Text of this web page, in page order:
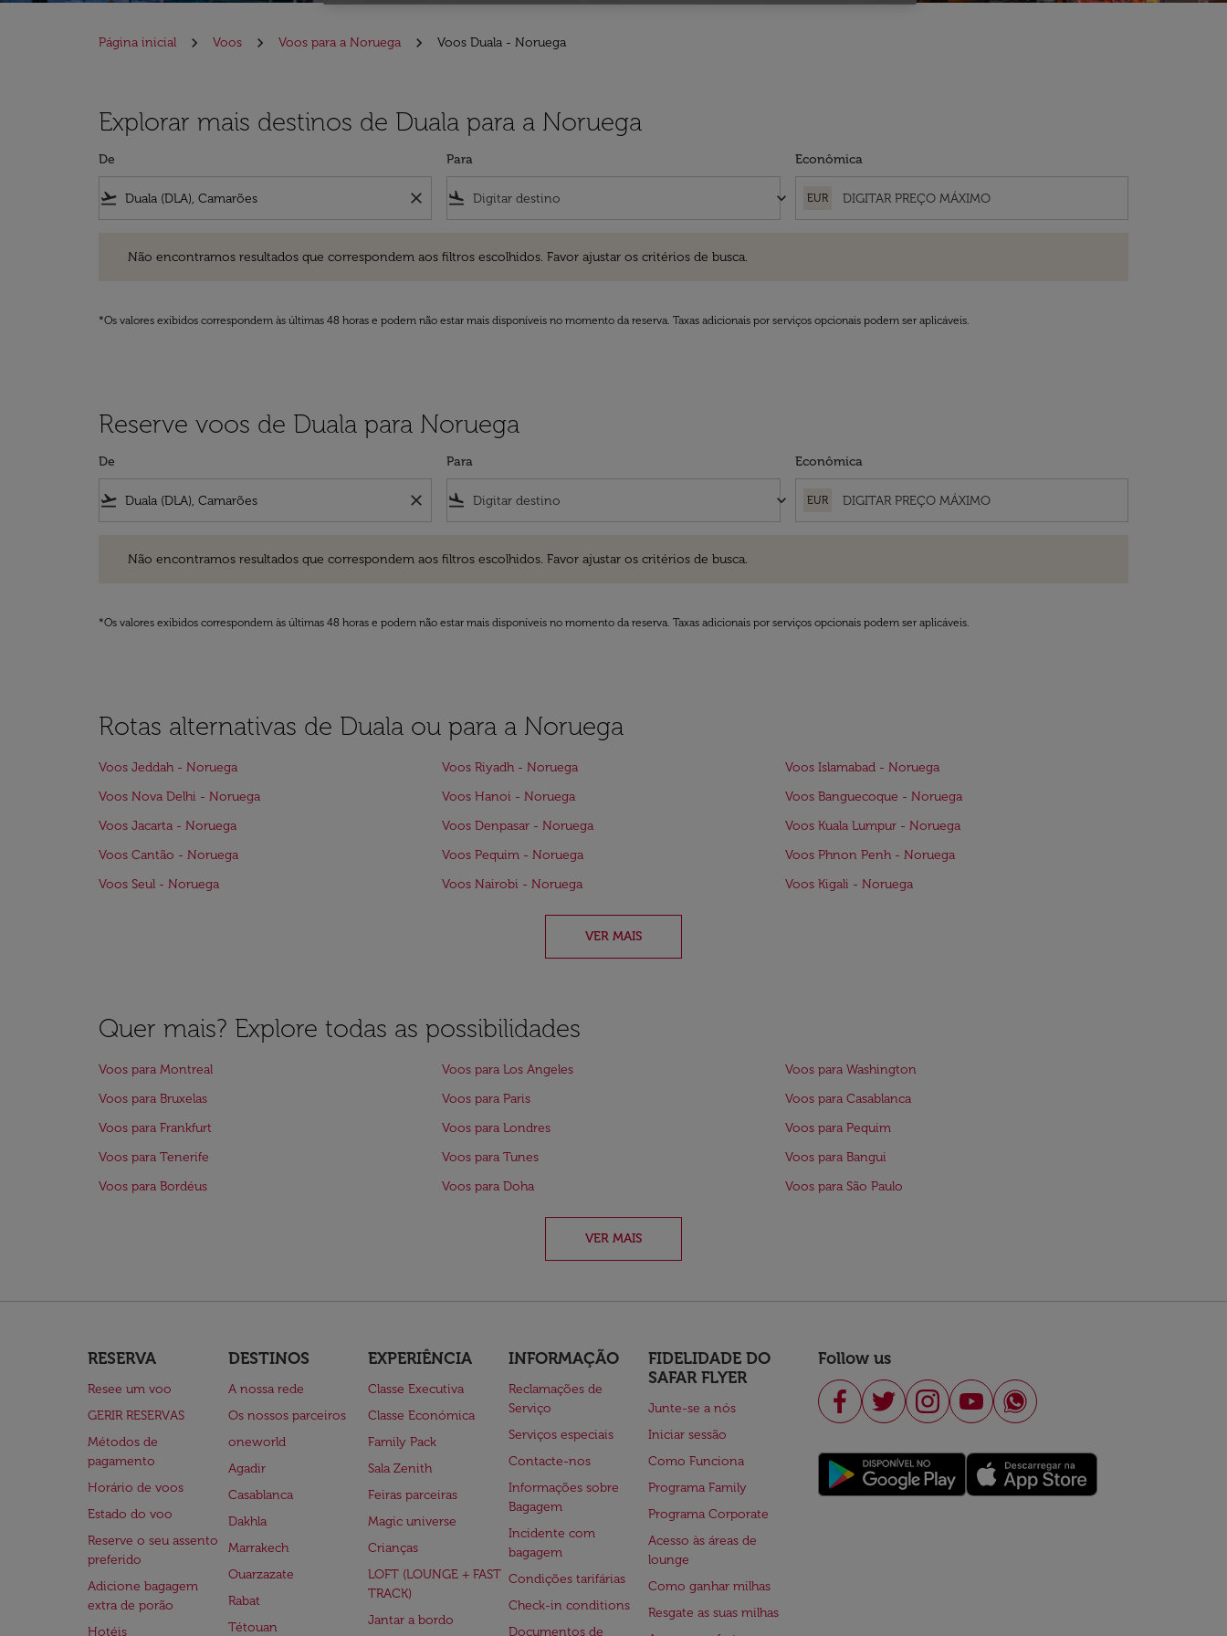
Página inicial Voos Voos para a Noruega Voos Duala - Noruega
Explorar mais destinos de Duala para a Noruega
De
flight_takeoff close
Para
flight_land keyboard_arrow_down
Econômica
EUR
Não encontramos resultados que correspondem aos filtros escolhidos. Favor ajustar os critérios de busca.
*Os valores exibidos correspondem às últimas 48 horas e podem não estar mais disponíveis no momento da reserva. Taxas adicionais por serviços opcionais podem ser aplicáveis.
Reserve voos de Duala para Noruega
De
flight_takeoff close
Para
flight_land keyboard_arrow_down
Econômica
EUR
Não encontramos resultados que correspondem aos filtros escolhidos. Favor ajustar os critérios de busca.
*Os valores exibidos correspondem às últimas 48 horas e podem não estar mais disponíveis no momento da reserva. Taxas adicionais por serviços opcionais podem ser aplicáveis.
Rotas alternativas de Duala ou para a Noruega
Voos Jeddah - Noruega Voos Riyadh - Noruega
Voos Islamabad - Noruega
Voos Nova Delhi - Noruega
Voos Hanoi - Noruega
Voos Banguecoque - Noruega
Voos Jacarta - Noruega
Voos Denpasar - Noruega
Voos Kuala Lumpur - Noruega
Voos Cantão - Noruega
Voos Pequim - Noruega
Voos Phnon Penh - Noruega
Voos Seul - Noruega
Voos Nairobi - Noruega Voos Kigali - Noruega
VER MAIS
Quer mais? Explore todas as possibilidades
Voos para Montreal Voos para Los Angeles
Voos para Washington
Voos para Bruxelas
Voos para Paris
Voos para Casablanca
Voos para Frankfurt
Voos para Londres
Voos para Pequim
Voos para Tenerife
Voos para Tunes
Voos para Bangui
Voos para Bordéus
Voos para Doha Voos para São Paulo
VER MAIS
RESERVA
Resee um voo
GERIR RESERVAS
Métodos de
pagamento
Horário de voos
Estado do voo
Reserve o seu assento
preferido
Adicione bagagem
extra de porão
Hotéis
DESTINOS
A nossa rede
Os nossos parceiros
oneworld
Agadir
Casablanca
Dakhla
Marrakech
Ouarzazate
Rabat
Tétouan
EXPERIÊNCIA
Classe Executiva
Classe Económica
Family Pack
Sala Zenith
Feiras parceiras
Magic universe
Crianças
LOFT (LOUNGE + FAST
TRACK)
Jantar a bordo
INFORMAÇÃO
Reclamações de
Serviço
Serviços especiais
Contacte-nos
Informações sobre
Bagagem
Incidente com
bagagem
Condições tarifárias
Check-in conditions
Documentos de
FIDELIDADE DO
SAFAR FLYER
Junte-se a nós
Iniciar sessão
Como Funciona
Programa Family
Programa Corporate
Acesso às áreas de
lounge
Como ganhar milhas
Resgate as suas milhas
Follow us